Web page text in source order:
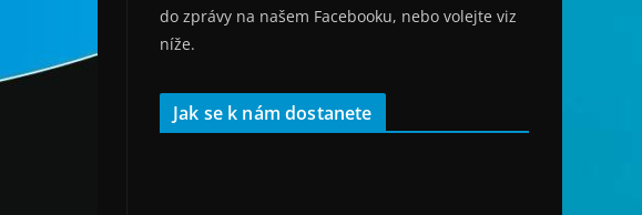
do zprávy na našem Facebooku, nebo volejte viz
níže.
Jak se k nám dostanete